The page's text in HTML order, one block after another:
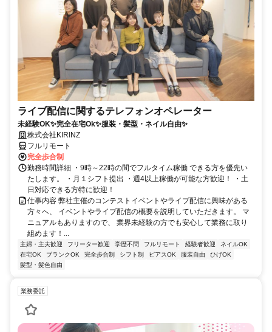
ライブ配信に関するテレフォンオペレーター
未経験OK✨完全在宅Ok✨服装・髪型・ネイル自由✨
株式会社KIRINZ
フルリモート
完全歩合制
勤務時間詳細 ・9時～22時の間でフルタイム稼働 できる方を優先い
たします。 ・月１シフト提出 ・週4以上稼働が可能な方歓迎！ ・土
日対応できる方特に歓迎！
仕事内容 弊社主催のコンテストイベントやライブ配信に興味がある
方々へ、 イベントやライブ配信の概要を説明していただきます。 マ
ニュアルもありますので、 業界未経験の方でも安心して業務に取り
組めます！...
主婦・主夫歓迎 フリーター歓迎 学歴不問 フルリモート 経験者歓迎
ネイルOK
在宅OK
ブランクOK 完全歩合制 シフト制 ピアスOK 服装自由
ひげOK
髪型・髪色自由
業務委託